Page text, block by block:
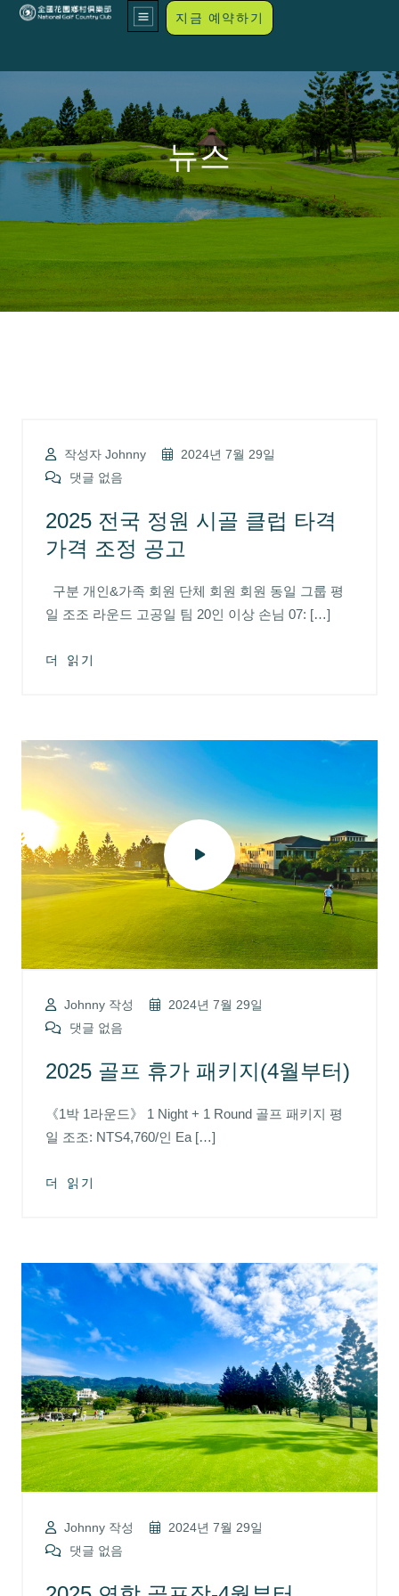
지금 예약하기
뉴스
작성자 Johnny
2024년 7월 29일
댓글 없음
2025 전국 정원 시골 클럽 타격
가격 조정 공고
구분 개인&가족 회원 단체 회원 회원 동일 그룹 평
일 조조 라운드 고공일 팀 20인 이상 손님 07: […]
더 읽기
Johnny 작성
2024년 7월 29일
댓글 없음
2025 골프 휴가 패키지(4월부터)
《1박 1라운드》 1 Night + 1 Round 골프 패키지 평
일 조조: NTS4,760/인 Ea […]
더 읽기
Johnny 작성
2024년 7월 29일
댓글 없음